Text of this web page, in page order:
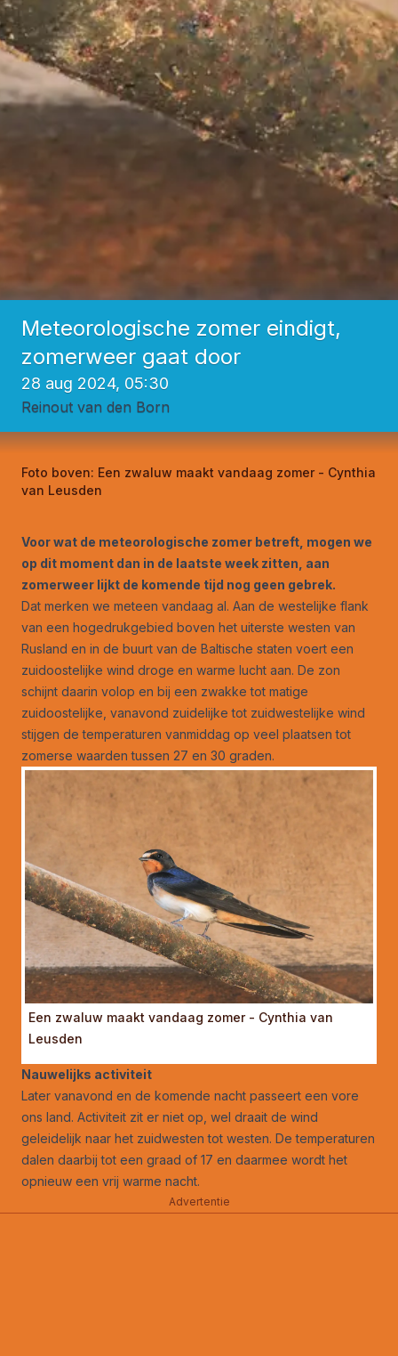
Meteorologische zomer eindigt,
zomerweer gaat door
28 aug 2024, 05:30
Reinout van den Born
Foto boven: Een zwaluw maakt vandaag zomer - Cynthia
van Leusden
Voor wat de meteorologische zomer betreft, mogen we
op dit moment dan in de laatste week zitten, aan
zomerweer lijkt de komende tijd nog geen gebrek.
Dat merken we meteen vandaag al. Aan de westelijke flank
van een hogedrukgebied boven het uiterste westen van
Rusland en in de buurt van de Baltische staten voert een
zuidoostelijke wind droge en warme lucht aan. De zon
schijnt daarin volop en bij een zwakke tot matige
zuidoostelijke, vanavond zuidelijke tot zuidwestelijke wind
stijgen de temperaturen vanmiddag op veel plaatsen tot
zomerse waarden tussen 27 en 30 graden.
Een zwaluw maakt vandaag zomer - Cynthia van
Leusden
Nauwelijks activiteit
Later vanavond en de komende nacht passeert een vore
ons land. Activiteit zit er niet op, wel draait de wind
geleidelijk naar het zuidwesten tot westen. De temperaturen
dalen daarbij tot een graad of 17 en daarmee wordt het
opnieuw een vrij warme nacht.
Advertentie